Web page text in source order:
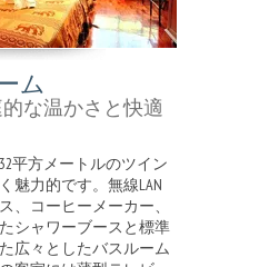
ム
な温かさと快適
平方メートルのツイン
魅力的です。無線LAN
、コーヒーメーカー、
シャワーブースと標準
広々としたバスルーム